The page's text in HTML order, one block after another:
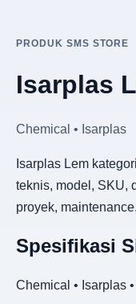
PRODUK SMS STORE
Isarplas
Chemical • Isarplas
Isarplas Lem
teknis, model, SKU,
proyek,
Spesifikasi
Chemical • Isarplas